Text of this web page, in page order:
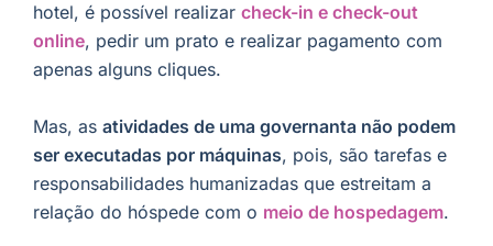
hotel, é possível realizar check-in e check-out
online, pedir um prato e realizar pagamento com
apenas alguns cliques.
Mas, as atividades de uma governanta não podem
ser executadas por máquinas, pois, são tarefas e
responsabilidades humanizadas que estreitam a
relação do hóspede com o meio de hospedagem.